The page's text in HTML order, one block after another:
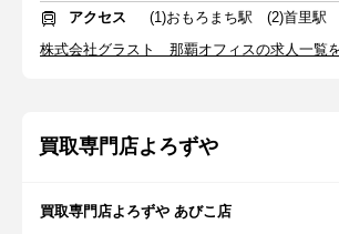
アクセス
(1)おもろまち駅 (2)首里駅
株式会社グラスト 那覇オフィスの求人一覧
買取専門店よろずや
買取専門店よろずや あびこ店